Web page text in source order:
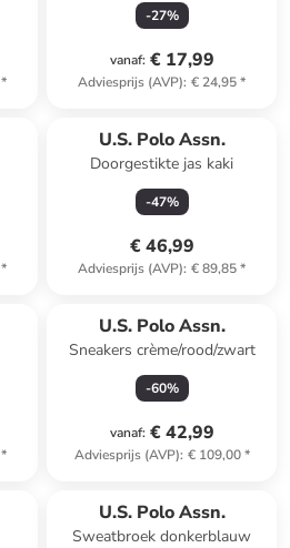
*
-27%
vanaf: € 17,99
Adviesprijs (AVP): € 24,95*
*
U.S. Polo Assn.
Doorgestikte jas kaki
-47%
€ 46,99
Adviesprijs (AVP): € 89,85*
*
U.S. Polo Assn.
Sneakers crème/rood/zwart
-60%
vanaf: € 42,99
Adviesprijs (AVP): € 109,00*
U.S. Polo Assn.
Sweatbroek donkerblauw